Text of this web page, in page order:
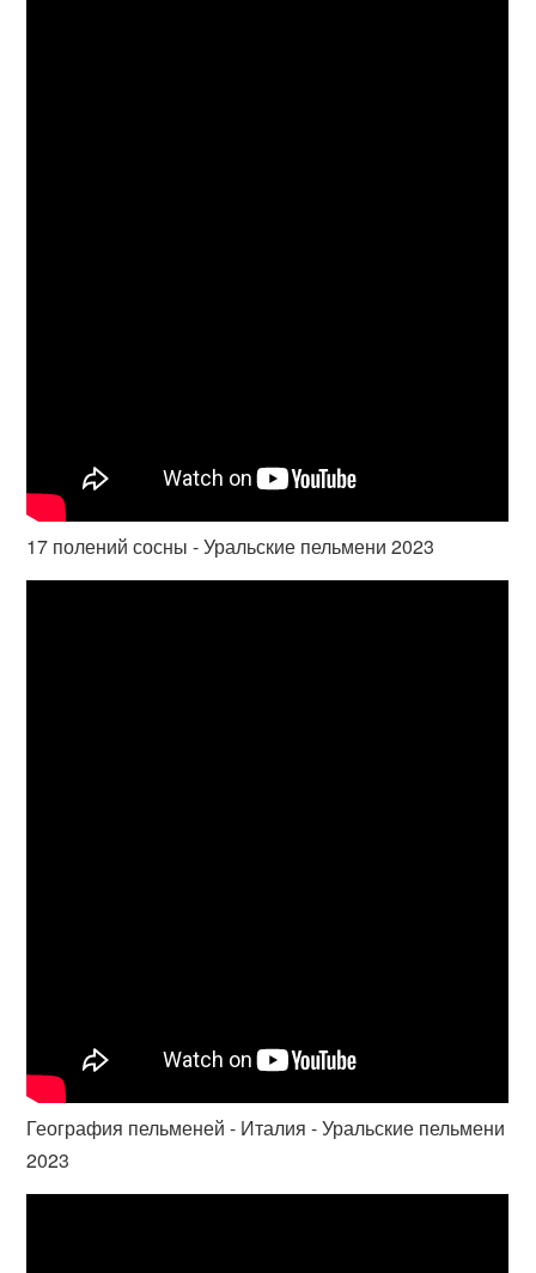
17 полений сосны - Уральские пельмени 2023
География пельменей - Италия - Уральские пельмени
2023